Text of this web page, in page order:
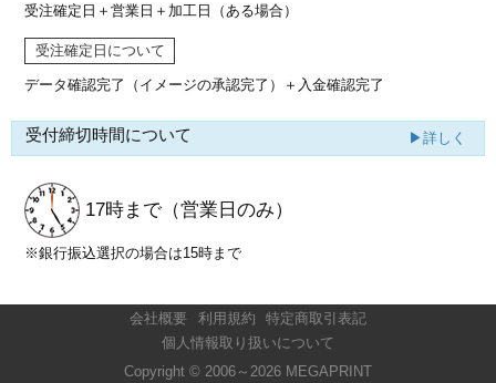
受注確定日＋営業日＋加工日（ある場合）
受注確定日について
データ確認完了（イメージの承認完了） ＋入金確認完了
受付締切時間について ▶詳しく
17時まで （営業日のみ）
※銀行振込選択の場合は15時まで
会社概要 利用規約
特定商取引表記
個人情報取り扱いについて
Copyright © 2006～2026 MEGAPRINT